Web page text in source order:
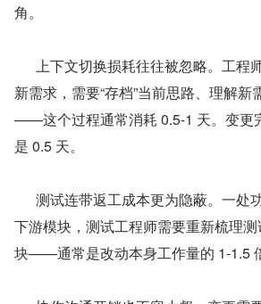
角。
新需求，需要“存档”当前思路、理解
——这个过程通常消耗 0.5-1 天。变更
是 0.5 天。
下游模块，测试工程师需要重新梳理
块——通常是改动本身工作量的 1-1.5